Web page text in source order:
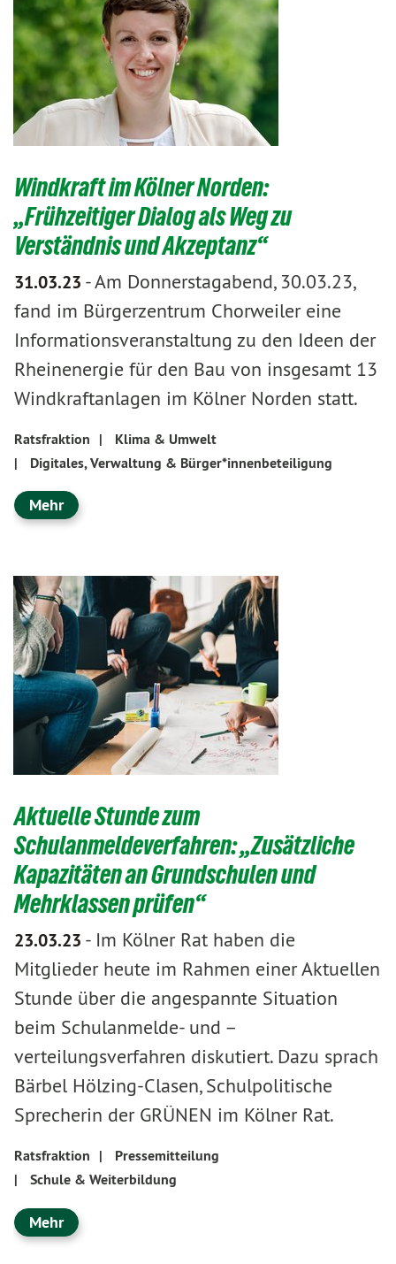
Windkraft im Kölner Norden:
„Frühzeitiger Dialog als Weg zu
Verständnis und Akzeptanz“
31.03.23 -Am Donnerstagabend, 30.03.23,
fand im Bürgerzentrum Chorweiler eine
Informationsveranstaltung zu den Ideen der
Rheinenergie für den Bau von insgesamt 13
Windkraftanlagen im Kölner Norden statt.
Ratsfraktion |
Klima & Umwelt
|
Digitales, Verwaltung & Bürger*innenbeteiligung
Mehr
​​​​​​​Aktuelle Stunde zum
Schulanmeldeverfahren: „Zusätzliche
Kapazitäten an Grundschulen und
Mehrklassen prüfen“
23.03.23 - Im Kölner Rat haben die
Mitglieder heute im Rahmen einer Aktuellen
Stunde über die angespannte Situation
beim Schulanmelde- und –
verteilungsverfahren diskutiert. Dazu sprach
Bärbel Hölzing-Clasen, Schulpolitische
Sprecherin der GRÜNEN im Kölner Rat.
Ratsfraktion |
Pressemitteilung
|
Schule & Weiterbildung
Mehr